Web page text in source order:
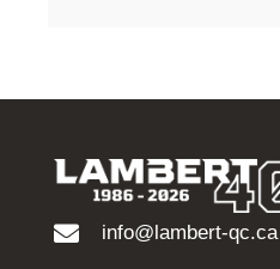
info@lambert-qc.ca